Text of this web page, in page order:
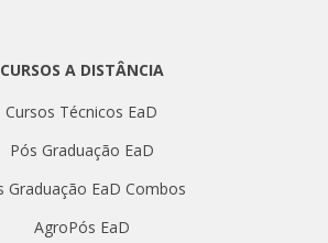
CURSOS A DISTÂNCIA
Cursos Técnicos EaD
Pós Graduação EaD
Graduação EaD Combos
AgroPós EaD